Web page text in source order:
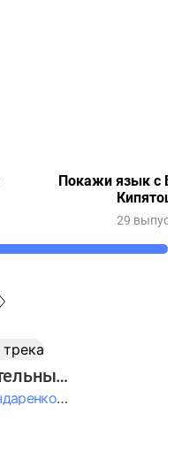
Покажи язык с
29
Любознательные Дети
Юлиана Бондаренко & Амелия Колпакова & Егор Егоров & Валерия Шевченко & Ксюша Косичкина